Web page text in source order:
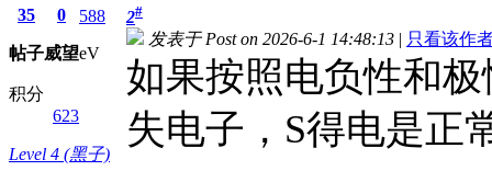
35
帖子
0
威望
588
eV
积分
623
Level 4 (黑子)
2#
发表于 Post on 2026-6-1 14:48:13 | 只看该作
如果按照电负性和
失电子，S得电是正